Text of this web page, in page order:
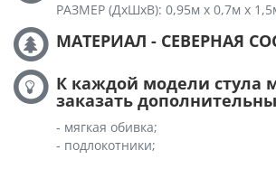
РАЗМЕР (ДхШхВ): 0,95м х 0,7м х
МАТЕРИАЛ - СЕВЕРНАЯ
К каждой модели стула
заказать
- мягкая обивка;
- подлокотники;